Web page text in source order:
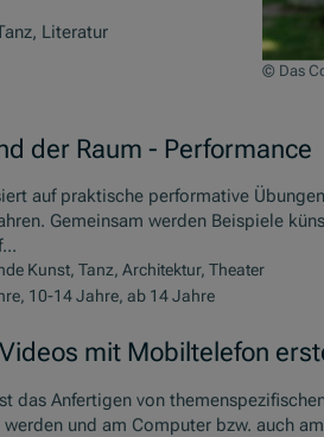
© Das
Literatur
der Raum - Performance
auf praktische performative
Gemeinsam werden Beispiele
Kunst, Tanz, Architektur, Theater
10-14 Jahre, ab 14 Jahre
mit Mobiltelefon
das Anfertigen von
und am Computer bzw. auch